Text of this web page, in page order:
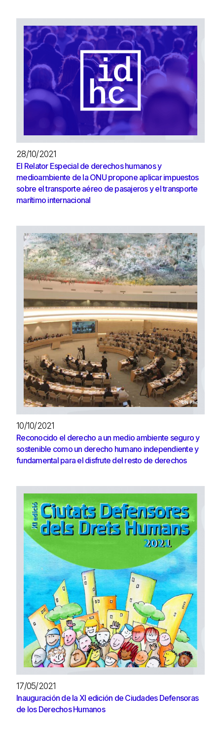
28/10/2021
El Relator Especial de derechos humanos y
medioambiente de la ONU propone aplicar impuestos
sobre el transporte aéreo de pasajeros y el transporte
marítimo internacional
10/10/2021
Reconocido el derecho a un medio ambiente seguro y
sostenible como un derecho humano independiente y
fundamental para el disfrute del resto de derechos
17/05/2021
Inauguración de la XI edición de Ciudades Defensoras
de los Derechos Humanos